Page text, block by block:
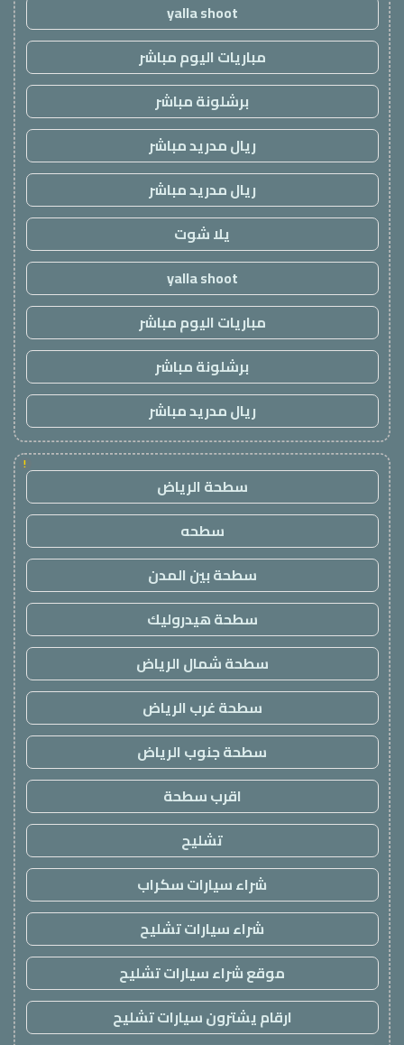
yalla shoot
مباريات اليوم مباشر
برشلونة مباشر
ريال مدريد مباشر
ريال مدريد مباشر
يلا شوت
yalla shoot
مباريات اليوم مباشر
برشلونة مباشر
ريال مدريد مباشر
!
سطحة الرياض
سطحه
سطحة بين المدن
سطحة هيدروليك
سطحة شمال الرياض
سطحة غرب الرياض
سطحة جنوب الرياض
اقرب سطحة
تشليح
شراء سيارات سكراب
شراء سيارات تشليح
موقع شراء سيارات تشليح
ارقام يشترون سيارات تشليح